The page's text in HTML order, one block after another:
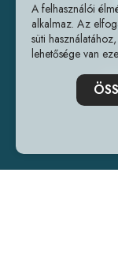
A felhasználói
alkalmaz. Az
süti
lehetősége van